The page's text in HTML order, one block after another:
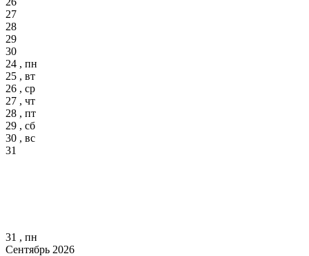
27
28
29
30
24 , пн
25 , вт
26 , ср
27 , чт
28 , пт
29 , сб
30 , вс
31
31 , пн
Сентябрь 2026